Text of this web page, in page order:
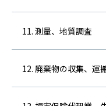
測量、地質調査
廃棄物の収集、運